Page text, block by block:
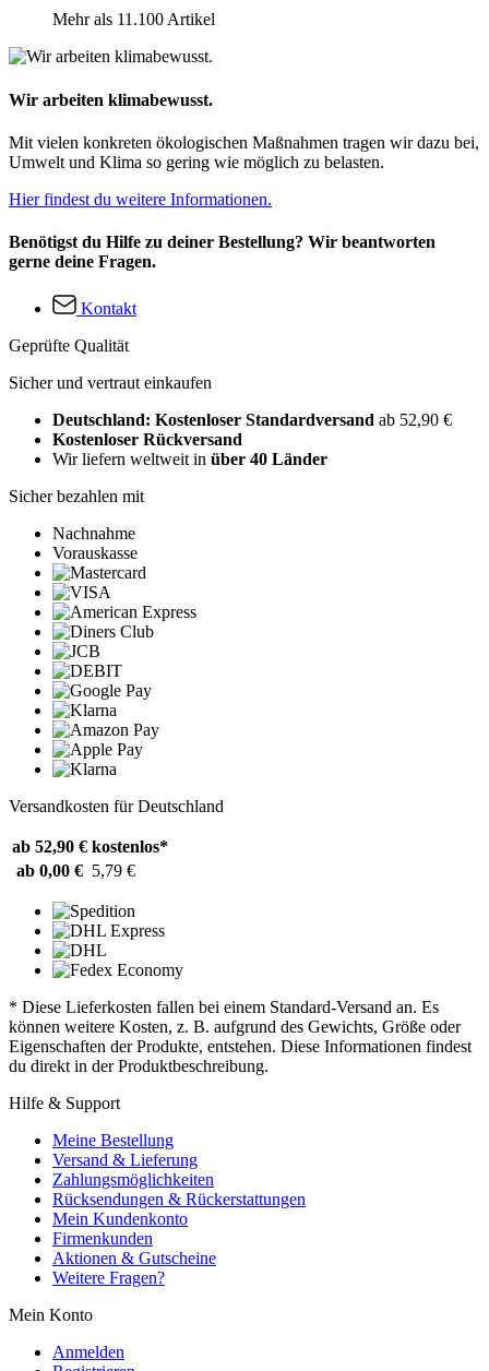
Mehr als 11.100 Artikel
Wir arbeiten klimabewusst.
Mit vielen konkreten ökologischen Maßnahmen tragen wir dazu bei,
Umwelt und Klima so gering wie möglich zu belasten.
Hier findest du weitere Informationen.
Benötigst du Hilfe zu deiner Bestellung? Wir beantworten
gerne deine Fragen.
Kontakt
Geprüfte Qualität
Sicher und vertraut einkaufen
Deutschland: Kostenloser Standardversand ab 52,90 €
Kostenloser Rückversand
Wir liefern weltweit in über 40 Länder
Sicher bezahlen mit
Nachnahme
Vorauskasse
Versandkosten für Deutschland
ab 52,90 € kostenlos*
ab 0,00 € 5,79 €
* Diese Lieferkosten fallen bei einem Standard-Versand an. Es
können weitere Kosten, z. B. aufgrund des Gewichts, Größe oder
Eigenschaften der Produkte, entstehen. Diese Informationen findest
du direkt in der Produktbeschreibung.
Hilfe & Support
Meine Bestellung
Versand & Lieferung
Zahlungsmöglichkeiten
Rücksendungen & Rückerstattungen
Mein Kundenkonto
Firmenkunden
Aktionen & Gutscheine
Weitere Fragen?
Mein Konto
Anmelden